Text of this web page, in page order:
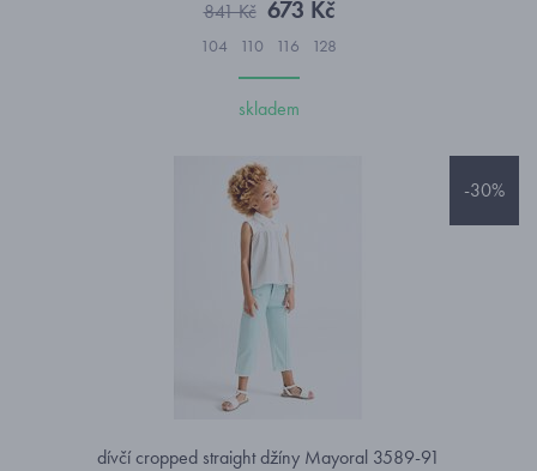
841 Kč 673 Kč
104 110 116 128
skladem
-30%
dívčí cropped straight džíny Mayoral 3589-91